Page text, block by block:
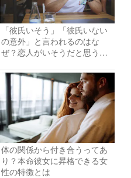
「彼氏いそう」「彼氏いない
の意外」と言われるのはな
ぜ？恋人がいそうだと思う理
体の関係から付き合うってあ
り？本命彼女に昇格できる女
性の特徴とは